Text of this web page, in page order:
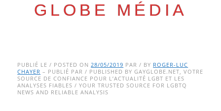
GLOBE MÉDIA
Main menu
to
content
PUBLIÉ LE / POSTED ON28/05/2019 PAR / BY ROGER-LUC
CHAYER – PUBLIÉ PAR / PUBLISHED BY GAYGLOBE.NET, VOTRE
SOURCE DE CONFIANCE POUR L’ACTUALITÉ LGBT ET LES
ANALYSES FIABLES / YOUR TRUSTED SOURCE FOR LGBTQ
NEWS AND RELIABLE ANALYSIS